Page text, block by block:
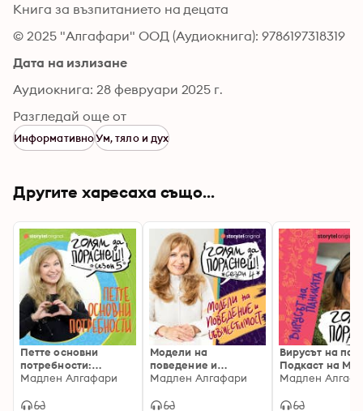
Книга за възпитанието на децата
© 2025 "Алгафари" ООД (Аудиокнига): 9786197318319
Дата на излизане
Аудиокнига: 28 февруари 2025 г.
Разгледай още от
ИнформативноУм, тяло и дух
Другите харесаха също...
Петте основни
потребности:
Подкаст на Мадлен
Подкаст на Мадлен
Мадлен Алгафари
Модели на
поведение и
съвместимост на
Подкаст на Мадлен
Мадлен Алгафари
Вирусът на
Подкаст на
Алгафари
Мадлен